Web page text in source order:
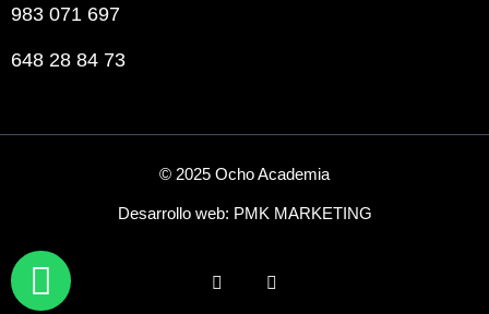
983 071 697
648 28 84 73
© 2025 Ocho Academia
Desarrollo web: PMK MARKETING